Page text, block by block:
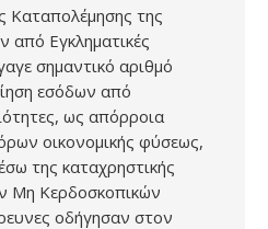
Καταπολέμησης της
από Εγκληματικές
σημαντικό αριθμό
εσόδων από
ως απόρροια
οικονομικής φύσεως,
της καταχρηστικής
Μη Κερδοσκοπικών
οδήγησαν στον